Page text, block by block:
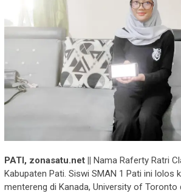
PATI, zonasatu.net || Nama Raferty Ratri
Kabupaten Pati. Siswi SMAN 1 Pati ini lolos
mentereng di Kanada, University of Toronto